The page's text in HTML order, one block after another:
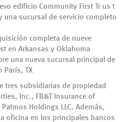
edificio Community First Tr us t
una sucursal de servicio completo
completa de nueve
en Arkansas y Oklahoma
una nueva sucursal principal de
París, TX
tres subsidiarias de propiedad
Inc., FB&T Insurance of
Holdings LLC. Además,
oficina en los principales bancos